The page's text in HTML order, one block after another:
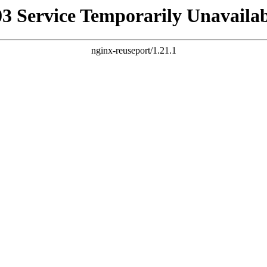
Service Temporarily
nginx-reuseport/1.21.1